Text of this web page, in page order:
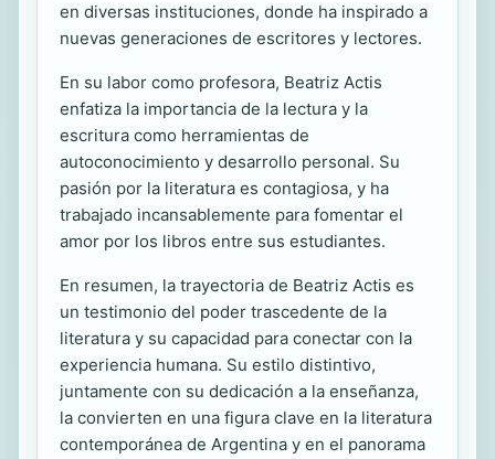
en diversas instituciones, donde ha inspirado a
nuevas generaciones de escritores y lectores.
En su labor como profesora, Beatriz Actis
enfatiza la importancia de la lectura y la
escritura como herramientas de
autoconocimiento y desarrollo personal. Su
pasión por la literatura es contagiosa, y ha
trabajado incansablemente para fomentar el
amor por los libros entre sus estudiantes.
En resumen, la trayectoria de Beatriz Actis es
un testimonio del poder trascedente de la
literatura y su capacidad para conectar con la
experiencia humana. Su estilo distintivo,
juntamente con su dedicación a la enseñanza,
la convierten en una figura clave en la literatura
contemporánea de Argentina y en el panorama